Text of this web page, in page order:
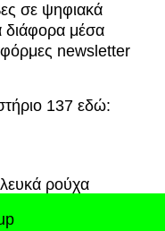
σε ψηφιακά
διάφορα μέσα
newsletter
137 εδώ: